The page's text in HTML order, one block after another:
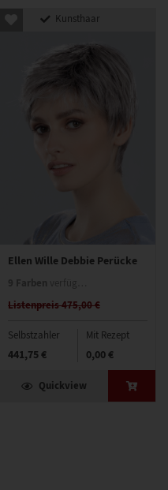
Kunsthaar
Ellen Wille Debbie Perücke
Listenpreis 475,00 €
Selbstzahler
441,75 €
Mit Rezept
0,00 €
Quickview